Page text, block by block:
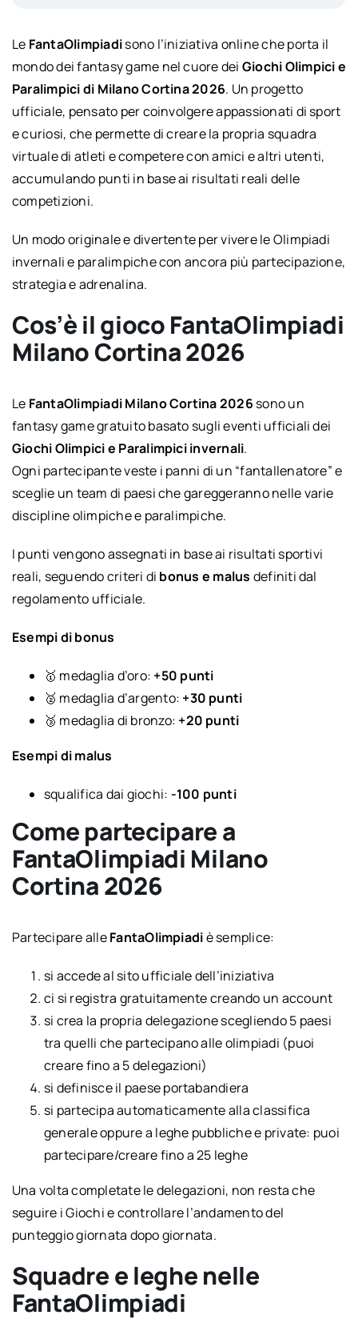
Le FantaOlimpiadisono l’iniziativa online che porta il
mondo dei fantasy game nel cuore dei Giochi Olimpici e
Paralimpici di Milano Cortina 2026. Un progetto
ufficiale, pensato per coinvolgere appassionati di sport
e curiosi, che permette di creare la propria squadra
virtuale di atleti e competere con amici e altri utenti,
accumulando punti in base ai risultati reali delle
competizioni.
Un modo originale e divertente per vivere le Olimpiadi
invernali e paralimpiche con ancora più partecipazione,
strategia e adrenalina.
Cos’è il gioco FantaOlimpiadi
Milano Cortina 2026
Le FantaOlimpiadi Milano Cortina 2026 sono un
fantasy game gratuito basato sugli eventi ufficiali dei
Giochi Olimpici e Paralimpici invernali.
Ogni partecipante veste i panni di un “fantallenatore” e
sceglie un team di paesi che gareggeranno nelle varie
discipline olimpiche e paralimpiche.
I punti vengono assegnati in base ai risultati sportivi
reali, seguendo criteri di bonus e malus definiti dal
regolamento ufficiale.
Esempi di bonus
🥇 medaglia d’oro: +50 punti
🥈 medaglia d’argento: +30 punti
🥉 medaglia di bronzo: +20 punti
Esempi di malus
squalifica dai giochi: -100 punti
Come partecipare a
FantaOlimpiadi Milano
Cortina 2026
Partecipare alleFantaOlimpiadiè semplice:
si accede al sito ufficiale dell’iniziativa
ci si registra gratuitamente creando un account
si crea la propria delegazione scegliendo 5 paesi
tra quelli che partecipano alle olimpiadi (puoi
creare fino a 5 delegazioni)
si definisce il paese portabandiera
si partecipa automaticamente alla classifica
generale oppure a leghe pubbliche e private: puoi
partecipare/creare fino a 25 leghe
Una volta completate le delegazioni, non resta che
seguire i Giochi e controllare l’andamento del
punteggio giornata dopo giornata.
Squadre e leghe nelle
FantaOlimpiadi